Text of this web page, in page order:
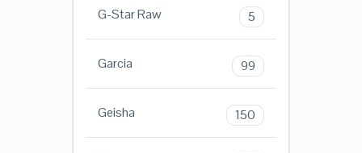
G-Star Raw 5
Garcia 99
Geisha 150